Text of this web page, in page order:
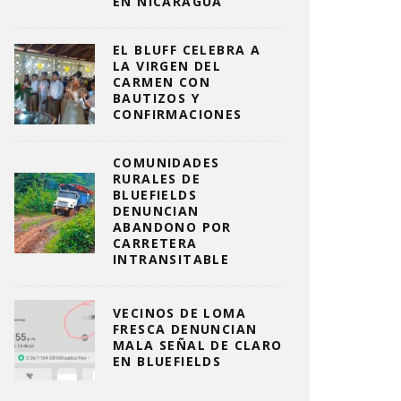
EL BLUFF CELEBRA A
LA VIRGEN DEL
CARMEN CON
BAUTIZOS Y
CONFIRMACIONES
COMUNIDADES
RURALES DE
BLUEFIELDS
DENUNCIAN
ABANDONO POR
CARRETERA
INTRANSITABLE
VECINOS DE LOMA
FRESCA DENUNCIAN
MALA SEÑAL DE CLARO
EN BLUEFIELDS